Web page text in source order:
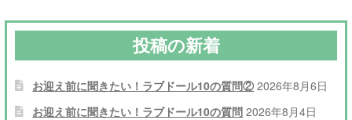
シ
ョ
ン
投稿の新着
お迎え前に聞きたい！ラブドール10の質問② 2026年8月6日
お迎え前に聞きたい！ラブドール10の質問 2026年8月4日